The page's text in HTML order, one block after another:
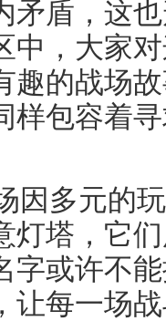
矛盾，这
中，大家
趣的战场
样包容着
因多元的
灯塔，它
字或许不
让每一场